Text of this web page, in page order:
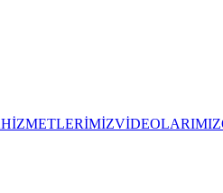
HİZMETLERİMİZVİDEOLARIMIZ